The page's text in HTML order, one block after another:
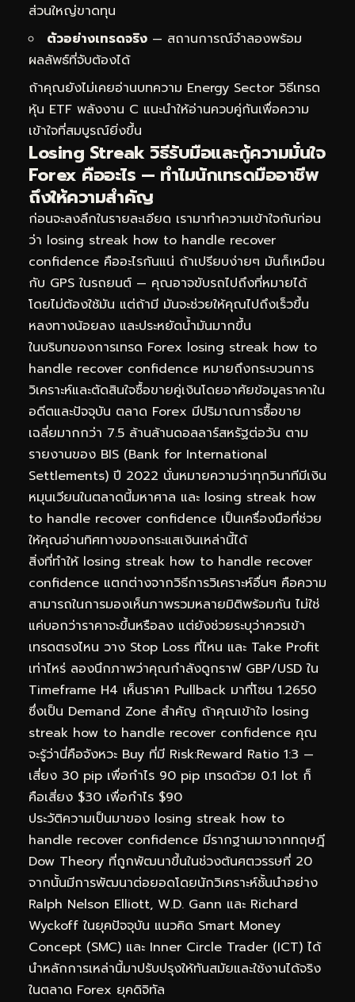
ส่วนใหญ่ขาดทุน
ตัวอย่างเทรดจริง — สถานการณ์จำลองพร้อม
ผลลัพธ์ที่จับต้องได้
ถ้าคุณยังไม่เคยอ่านบทความ Energy Sector วิธีเทรด
หุ้น ETF พลังงาน C แนะนำให้อ่านควบคู่กันเพื่อความ
เข้าใจที่สมบูรณ์ยิ่งขึ้น
Losing Streak วิธีรับมือและกู้ความมั่นใจ
Forex คืออะไร — ทำไมนักเทรดมืออาชีพ
ถึงให้ความสำคัญ
ก่อนจะลงลึกในรายละเอียด เรามาทำความเข้าใจกันก่อน
ว่า losing streak how to handle recover
confidence คืออะไรกันแน่ ถ้าเปรียบง่ายๆ มันก็เหมือน
กับ GPS ในรถยนต์ — คุณอาจขับรถไปถึงที่หมายได้
โดยไม่ต้องใช้มัน แต่ถ้ามี มันจะช่วยให้คุณไปถึงเร็วขึ้น
หลงทางน้อยลง และประหยัดน้ำมันมากขึ้น
ในบริบทของการเทรด Forex losing streak how to
handle recover confidence หมายถึงกระบวนการ
วิเคราะห์และตัดสินใจซื้อขายคู่เงินโดยอาศัยข้อมูลราคาใน
อดีตและปัจจุบัน ตลาด Forex มีปริมาณการซื้อขาย
เฉลี่ยมากกว่า 7.5 ล้านล้านดอลลาร์สหรัฐต่อวัน ตาม
รายงานของ BIS (Bank for International
Settlements) ปี 2022 นั่นหมายความว่าทุกวินาทีมีเงิน
หมุนเวียนในตลาดนี้มหาศาล และ losing streak how
to handle recover confidence เป็นเครื่องมือที่ช่วย
ให้คุณอ่านทิศทางของกระแสเงินเหล่านี้ได้
สิ่งที่ทำให้ losing streak how to handle recover
confidence แตกต่างจากวิธีการวิเคราะห์อื่นๆ คือความ
สามารถในการมองเห็นภาพรวมหลายมิติพร้อมกัน ไม่ใช่
แค่บอกว่าราคาจะขึ้นหรือลง แต่ยังช่วยระบุว่าควรเข้า
เทรดตรงไหน วาง Stop Loss ที่ไหน และ Take Profit
เท่าไหร่ ลองนึกภาพว่าคุณกำลังดูกราฟ GBP/USD ใน
Timeframe H4 เห็นราคา Pullback มาที่โซน 1.2650
ซึ่งเป็น Demand Zone สำคัญ ถ้าคุณเข้าใจ losing
streak how to handle recover confidence คุณ
จะรู้ว่านี่คือจังหวะ Buy ที่มี Risk:Reward Ratio 1:3 —
เสี่ยง 30 pip เพื่อกำไร 90 pip เทรดด้วย 0.1 lot ก็
คือเสี่ยง $30 เพื่อกำไร $90
ประวัติความเป็นมาของ losing streak how to
handle recover confidence มีรากฐานมาจากทฤษฎี
Dow Theory ที่ถูกพัฒนาขึ้นในช่วงต้นศตวรรษที่ 20
จากนั้นมีการพัฒนาต่อยอดโดยนักวิเคราะห์ชั้นนำอย่าง
Ralph Nelson Elliott, W.D. Gann และ Richard
Wyckoff ในยุคปัจจุบัน แนวคิด Smart Money
Concept (SMC) และ Inner Circle Trader (ICT) ได้
นำหลักการเหล่านี้มาปรับปรุงให้ทันสมัยและใช้งานได้จริง
ในตลาด Forex ยุคดิจิทัล